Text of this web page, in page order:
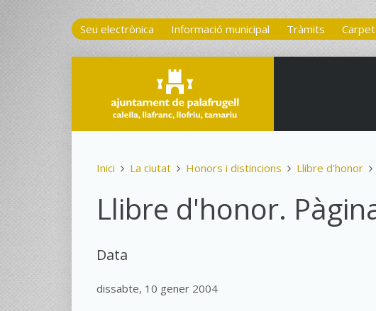
Seu electrònica Informació municipal Tràmits
Inici La ciutat Honors i distincions Llibre d'honor
Llibre d'honor.
Data
dissabte, 10 gener 2004